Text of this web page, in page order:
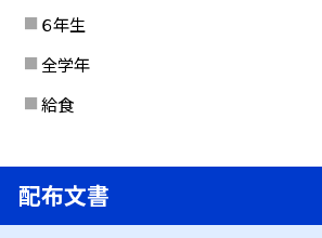
６年生
全学年
給食
配布文書